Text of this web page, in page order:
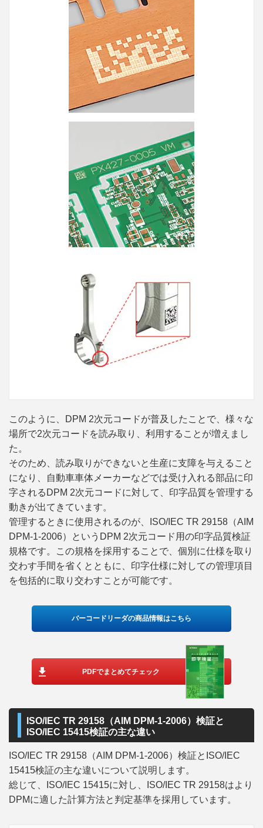
このように、DPM 2次元コードが普及したことで、様々な
場所で2次元コードを読み取り、利用することが増えまし
た。
そのため、読み取りができないと生産に支障を与えること
になり、自動車車体メーカーなどでは受け入れる部品に印
字されるDPM 2次元コードに対して、印字品質を管理する
動きが出てきています。
管理するときに使用されるのが、ISO/IEC TR 29158（AIM
DPM-1-2006）というDPM 2次元コード用の印字品質検証
規格です。この規格を採用することで、個別に仕様を取り
交わす手間を省くとともに、印字仕様に対しての管理項目
を包括的に取り交わすことが可能です。
バーコードリーダの商品情報はこちら
PDFでまとめてチェック
ISO/IEC TR 29158（AIM DPM-1-2006）検証と
ISO/IEC 15415検証の主な違い
ISO/IEC TR 29158（AIM DPM-1-2006）検証とISO/IEC
15415検証の主な違いについて説明します。
総じて、ISO/IEC 15415に対し、ISO/IEC TR 29158はより
DPMに適した計算方法と判定基準を採用しています。